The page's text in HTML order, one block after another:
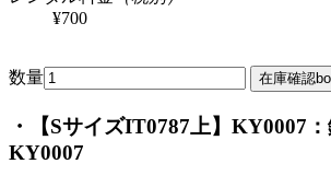
¥700
数量
・【SサイズIT0787上】KY0007
KY0007